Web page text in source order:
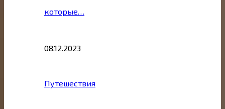
которые…
08.12.2023
Путешествия